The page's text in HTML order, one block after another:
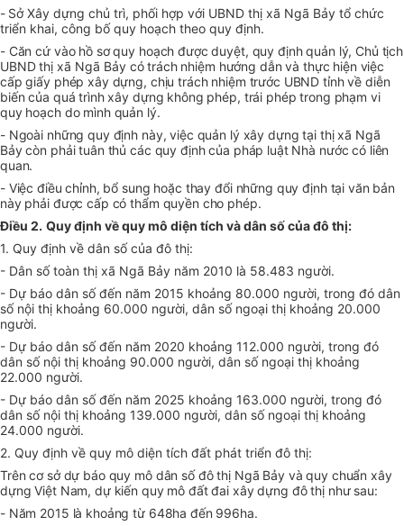
- Sở Xây dựng chủ trì, phối hợp với UBND thị xã Ngã Bảy tổ chức
triển khai, công bố quy hoạch theo quy định.
- Căn cứ vào hồ sơ quy hoạch được duyệt, quy định quản lý, Chủ tịch
UBND thị xã Ngã Bảy có trách nhiệm hướng dẫn và thực hiện việc
cấp giấy phép xây dựng, chịu trách nhiệm trước UBND tỉnh về diễn
biến của quá trình xây dựng không phép, trái phép trong phạm vi
quy hoạch do mình quản lý.
- Ngoài những quy định này, việc quản lý xây dựng tại thị xã Ngã
Bảy còn phải tuân thủ các quy định của pháp luật Nhà nước có liên
quan.
- Việc điều chỉnh, bổ sung hoặc thay đổi những quy định tại văn bản
này phải được cấp có thẩm quyền cho phép.
Điều 2. Quy định về quy mô diện tích và dân số của đô thị:
1. Quy định về dân số của đô thị:
- Dân số toàn thị xã Ngã Bảy năm 2010 là 58.483 người.
- Dự báo dân số đến năm 2015 khoảng 80.000 người, trong đó dân
số nội thị khoảng 60.000 người, dân số ngoại thị khoảng 20.000
người.
- Dự báo dân số đến năm 2020 khoảng 112.000 người, trong đó
dân số nội thị khoảng 90.000 người, dân số ngoại thị khoảng
22.000 người.
- Dự báo dân số đến năm 2025 khoảng 163.000 người, trong đó
dân số nội thị khoảng 139.000 người, dân số ngoại thị khoảng
24.000 người.
2. Quy định về quy mô diện tích đất phát triển đô thị:
Trên cơ sở dự báo quy mô dân số đô thị Ngã Bảy và quy chuẩn xây
dựng Việt Nam, dự kiến quy mô đất đai xây dựng đô thị như sau:
- Năm 2015 là khoảng từ 648ha đến 996ha.